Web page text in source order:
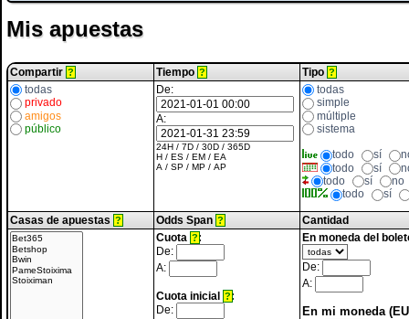
Mis apuestas
Compartir ? Tiempo ? Tipo ?
todas
privado
amigos
público
De:
A:
24H / 7D / 30D / 365D
H / ES / EM / EA
A / SP / MP / AP
todas
simple
múltiple
sistema
todo sí
todo
sí
todo
sí
no
todo
sí
Casas de apuestas ? Odds Span ? Cantidad
Cuota ?
:
De:
A:
Cuota inicial ?
:
De:
En moneda del
De:
A:
En mi moneda